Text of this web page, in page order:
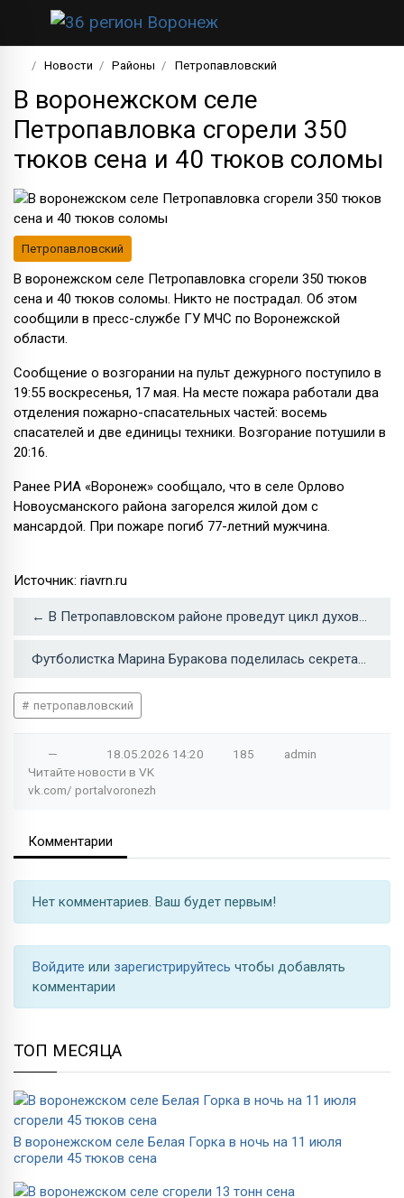
Новости Районы Петропавловский
В воронежском селе
Петропавловка сгорели 350
тюков сена и 40 тюков соломы
Петропавловский
В воронежском селе Петропавловка сгорели 350 тюков
сена и 40 тюков соломы. Никто не пострадал. Об этом
сообщили в пресс-службе ГУ МЧС по Воронежской
области.
Сообщение о возгорании на пульт дежурного поступило в
19:55 воскресенья, 17 мая. На месте пожара работали два
отделения пожарно-спасательных частей: восемь
спасателей и две единицы техники. Возгорание потушили в
20:16.
Ранее РИА «Воронеж» сообщало, что в селе Орлово
Новоусманского района загорелся жилой дом с
мансардой. При пожаре погиб 77-летний мужчина.
Источник: riavrn.ru
← В Петропавловском районе проведут цикл духовно-образовательных мероприятий для детей участников СВО
Футболистка Марина Буракова поделилась секретами мастерства с юными спортсменками Петропавловского района →
петропавловский
— 18.05.2026 14:20 185
admin
Читайте новости в VK
vk.com/ portalvoronezh
Комментарии
Нет комментариев. Ваш будет первым!
Войдите или зарегистрируйтесь чтобы добавлять
комментарии
ТОП МЕСЯЦА
В воронежском селе Белая Горка в ночь на 11 июля
сгорели 45 тюков сена